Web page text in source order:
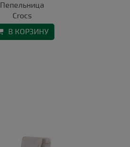
Пепельница
Crocs
В КОРЗИНУ